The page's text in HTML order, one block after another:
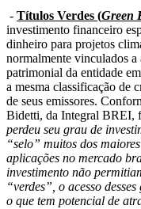
- Títulos Verdes (Green
investimento financeiro
dinheiro para projetos
normalmente vinculados
patrimonial da entidade
a mesma classificação de
de seus emissores.
Bidetti, da Integral BREI,
perdeu seu grau de
“selo” muitos dos
aplicações no mercado
investimento não
“verdes”, o acesso
o que tem potencial de